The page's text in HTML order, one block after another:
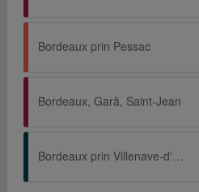
Bordeaux prin Pessac
Bordeaux, Gară, Saint-Jean
Bordeaux prin Villenave-d'Ornon